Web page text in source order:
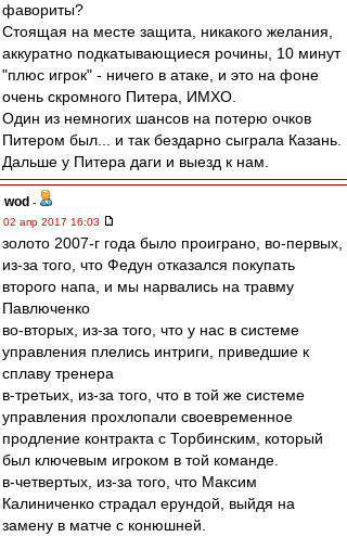
фавориты?
Стоящая на месте защита, никакого желания,
аккуратно подкатывающиеся рочины, 10 минут
"плюс игрок" - ничего в атаке, и это на фоне
очень скромного Питера, ИМХО.
Один из немногих шансов на потерю очков
Питером был... и так бездарно сыграла Казань.
Дальше у Питера даги и выезд к нам.
wod -
02 апр 2017 16:03
золото 2007-г года было проиграно, во-первых,
из-за того, что Федун отказался покупать
второго напа, и мы нарвались на травму
Павлюченко
во-вторых, из-за того, что у нас в системе
управления плелись интриги, приведшие к
сплаву тренера
в-третьих, из-за того, что в той же системе
управления прохлопали своевременное
продление контракта с Торбинским, который
был ключевым игроком в той команде.
в-четвертых, из-за того, что Максим
Калиниченко страдал ерундой, выйдя на
замену в матче с конюшней.